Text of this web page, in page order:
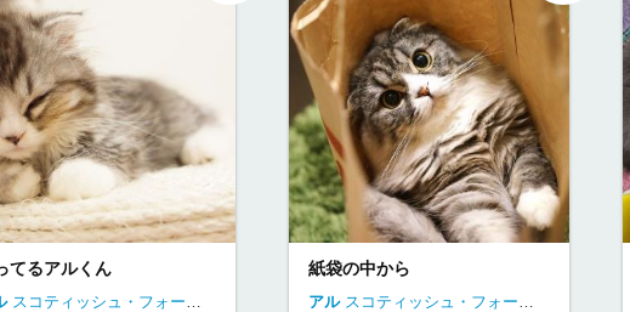
子市
てるアルくん
スコティッシュ・フォールド
紙袋の中から
アル スコティッシュ・フォールド